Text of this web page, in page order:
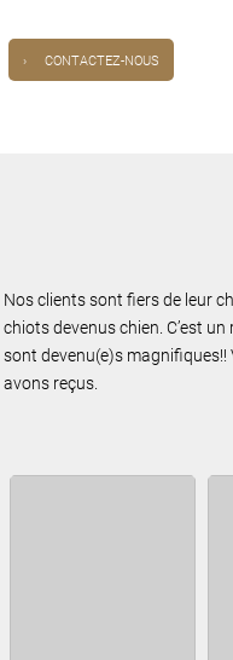
› CONTACTEZ-NOUS
Nos clients sont fiers de leur
chiots devenus chien. C’est
sont devenu(e)s
avons reçus.